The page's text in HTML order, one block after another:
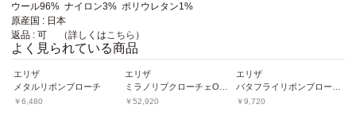
ウール96% ナイロン3% ポリウレタン1%
原産国 : 日本
返品 : 可 （詳しくはこちら ）
よく見られている商品
エリザ
メタルリボンブローチ
￥6,480
エリザ
￥52,920
エリザ
￥9,720